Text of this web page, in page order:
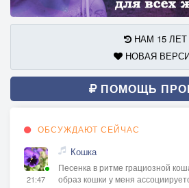
НАМ 15 ЛЕТ
НОВАЯ
ПОМОЩЬ
ОБСУЖДАЮТ СЕЙЧАС
21:47
Кошка
Песенка в ритме грациозной
образ кошки у меня